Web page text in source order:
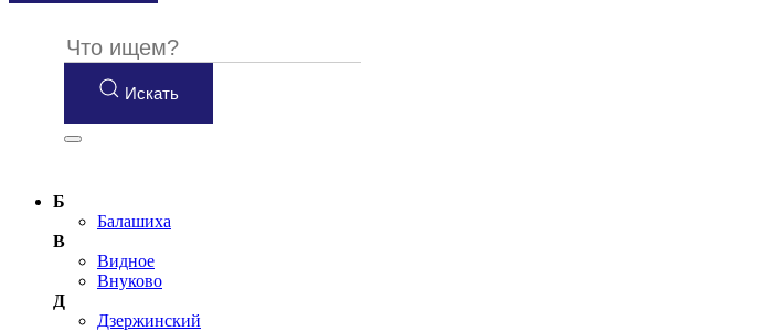
Искать
Б
Балашиха
В
Видное
Внуково
Д
Дзержинский